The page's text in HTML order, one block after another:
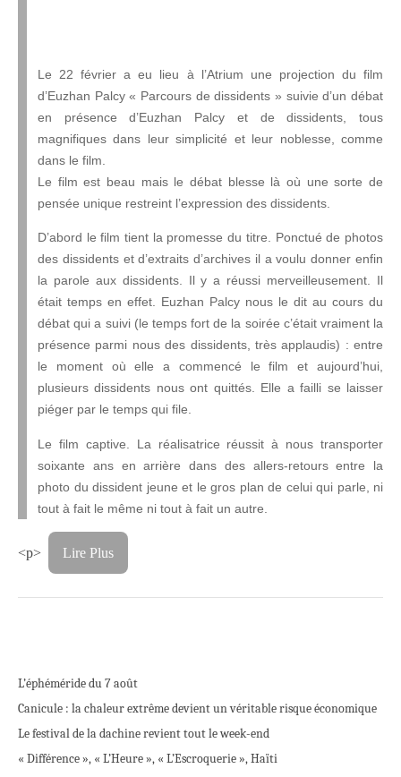
Le 22 février a eu lieu à l’Atrium une projection du film
d’Euzhan Palcy « Parcours de dissidents » suivie d’un débat
en présence d’Euzhan Palcy et de dissidents, tous
magnifiques dans leur simplicité et leur noblesse, comme
dans le film.
Le film est beau mais le débat blesse là où une sorte de
pensée unique restreint l’expression des dissidents.
D’abord le film tient la promesse du titre. Ponctué de photos
des dissidents et d’extraits d’archives il a voulu donner enfin
la parole aux dissidents. Il y a réussi merveilleusement. Il
était temps en effet. Euzhan Palcy nous le dit au cours du
débat qui a suivi (le temps fort de la soirée c’était vraiment la
présence parmi nous des dissidents, très applaudis) : entre
le moment où elle a commencé le film et aujourd’hui,
plusieurs dissidents nous ont quittés. Elle a failli se laisser
piéger par le temps qui file.
Le film captive. La réalisatrice réussit à nous transporter
soixante ans en arrière dans des allers-retours entre la
photo du dissident jeune et le gros plan de celui qui parle, ni
tout à fait le même ni tout à fait un autre.
<p> Lire Plus
L’éphéméride du 7 août
Canicule : la chaleur extrême devient un véritable risque économique
Le festival de la dachine revient tout le week-end
« Différence », « L’Heure », « L’Escroquerie », Haïti